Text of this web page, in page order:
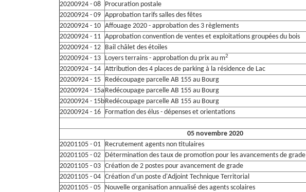
20200924 - 08 Procuration postale
20200924 - 09 Approbation tarifs salles des fêtes
20200924 - 10 Affouage 2020 - approbation des 3 règlements
20200924 - 11 Approbation convention de ventes et exploitations groupées du bois
20200924 - 12 Bail châlet des étoiles
20200924 - 13 Loyers terrains - approbation du prix au m2
20200924 - 14 Attribution des 4 places de parking à la résidence de Lac
20200924 - 15 Redécoupage parcelle AB 155 au Bourg
20200924 - 15a Redécoupage parcelle AB 155 au Bourg
20200924 - 15bRedécoupage parcelle AB 155 au Bourg
20200924 - 16 Formation des élus - dépenses et orientations
05 novembre 2020
20201105 - 01 Recrutement agents non titulaires
20201105 - 02 Détermination des taux de promotion pour les avancements de grade
20201105 - 03 Création de 2 postes pour avancement de grade
20201105 - 04 Création d'un poste d'Adjoint Technique Territorial
20201105 - 05 Nouvelle organisation annualisé des agents scolaires